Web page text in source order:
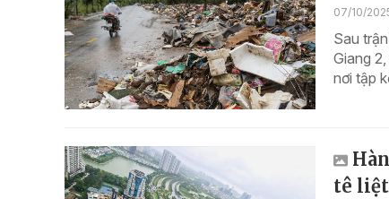
07/10/
Sau
Giang
nơi tập
tê liệt